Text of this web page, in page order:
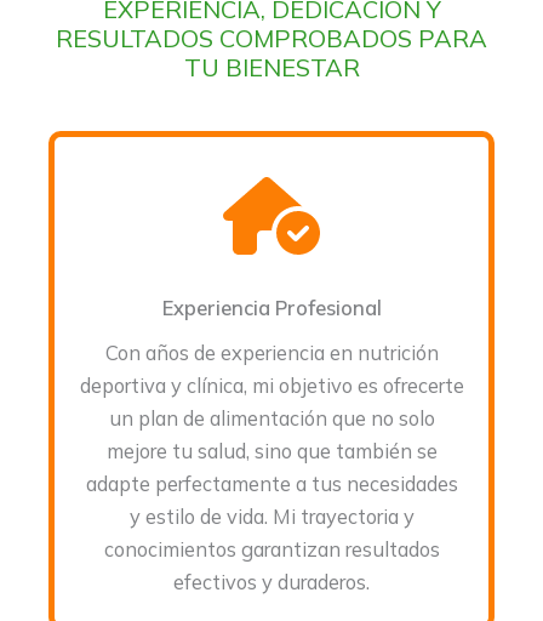
EXPERIENCIA, DEDICACIÓN Y
RESULTADOS COMPROBADOS PARA
TU BIENESTAR
Experiencia Profesional
Con años de experiencia en nutrición
deportiva y clínica, mi objetivo es ofrecerte
un plan de alimentación que no solo
mejore tu salud, sino que también se
adapte perfectamente a tus necesidades
y estilo de vida. Mi trayectoria y
conocimientos garantizan resultados
efectivos y duraderos.